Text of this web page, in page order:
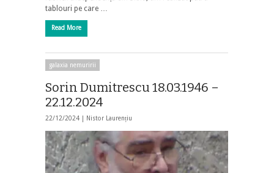
tablouri pe care …
Read More
galaxia nemuririi
Sorin Dumitrescu 18.03.1946 –
22.12.2024
22/12/2024 | Nistor Laurențiu